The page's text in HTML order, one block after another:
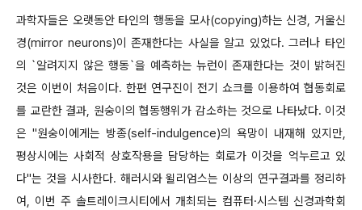
과학자들은 오랫동안 타인의 행동을 모사(copying)하는 신경, 거울신
경(mirror neurons)이 존재한다는 사실을 알고 있었다. 그러나 타인
의 `알려지지 않은 행동`을 예측하는 뉴런이 존재한다는 것이 밝혀진
것은 이번이 처음이다. 한편 연구진이 전기 쇼크를 이용하여 협동회로
를 교란한 결과, 원숭이의 협동행위가 감소하는 것으로 나타났다. 이것
은 "원숭이에게는 방종(self-indulgence)의 욕망이 내재해 있지만,
평상시에는 사회적 상호작용을 담당하는 회로가 이것을 억누르고 있
다"는 것을 시사한다. 해러시와 윌리엄스는 이상의 연구결과를 정리하
여, 이번 주 솔트레이크시티에서 개최되는 컴퓨터·시스템 신경과학회